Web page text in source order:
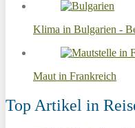
Klima in Bulgarien -
Maut in Frankreich
Top Artikel in